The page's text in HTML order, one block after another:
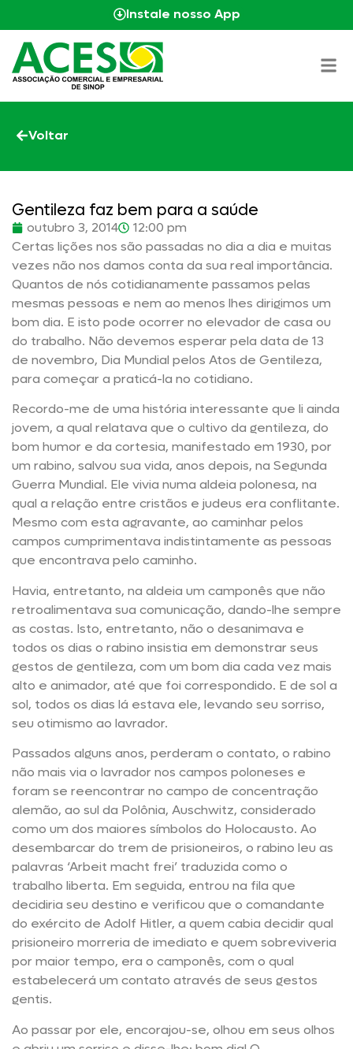
Instale nosso App
Voltar
Gentileza faz bem para a saúde
outubro 3, 2014
12:00 pm
Certas lições nos são passadas no dia a dia e muitas
vezes não nos damos conta da sua real importância.
Quantos de nós cotidianamente passamos pelas
mesmas pessoas e nem ao menos lhes dirigimos um
bom dia. E isto pode ocorrer no elevador de casa ou
do trabalho. Não devemos esperar pela data de 13
de novembro, Dia Mundial pelos Atos de Gentileza,
para começar a praticá-la no cotidiano.
Recordo-me de uma história interessante que li ainda
jovem, a qual relatava que o cultivo da gentileza, do
bom humor e da cortesia, manifestado em 1930, por
um rabino, salvou sua vida, anos depois, na Segunda
Guerra Mundial. Ele vivia numa aldeia polonesa, na
qual a relação entre cristãos e judeus era conflitante.
Mesmo com esta agravante, ao caminhar pelos
campos cumprimentava indistintamente as pessoas
que encontrava pelo caminho.
Havia, entretanto, na aldeia um camponês que não
retroalimentava sua comunicação, dando-lhe sempre
as costas. Isto, entretanto, não o desanimava e
todos os dias o rabino insistia em demonstrar seus
gestos de gentileza, com um bom dia cada vez mais
alto e animador, até que foi correspondido. E de sol a
sol, todos os dias lá estava ele, levando seu sorriso,
seu otimismo ao lavrador.
Passados alguns anos, perderam o contato, o rabino
não mais via o lavrador nos campos poloneses e
foram se reencontrar no campo de concentração
alemão, ao sul da Polônia, Auschwitz, considerado
como um dos maiores símbolos do Holocausto. Ao
desembarcar do trem de prisioneiros, o rabino leu as
palavras ‘Arbeit macht frei’ traduzida como o
trabalho liberta. Em seguida, entrou na fila que
decidiria seu destino e verificou que o comandante
do exército de Adolf Hitler, a quem cabia decidir qual
prisioneiro morreria de imediato e quem sobreviveria
por maior tempo, era o camponês, com o qual
estabelecerá um contato através de seus gestos
gentis.
Ao passar por ele, encorajou-se, olhou em seus olhos